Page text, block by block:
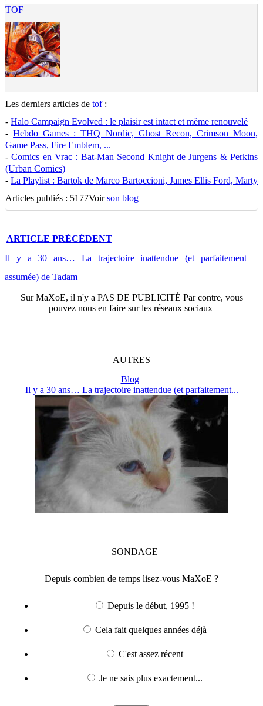
TOF
Les derniers articles de tof:
- Halo Campaign Evolved : le plaisir est intact et même renouvelé
-Hebdo Games : THQ Nordic, Ghost Recon, Crimson Moon,
Game Pass, Fire Emblem, ...
-Comics en Vrac : Bat-Man Second Knight de Jurgens & Perkins
(Urban Comics)
- La Playlist : Bartok de Marco Bartoccioni, James Ellis Ford, Marty
Articles publiés : 5177Voirson blog
ARTICLE PRÉCÉDENT
Il y a 30 ans… La trajectoire inattendue (et parfaitement
assumée) de Tadam
SurMaXoE, il n'y a PAS DE PUBLICITÉ Par contre, vous
pouvez nous en faire sur les réseaux sociaux
AUTRES
Blog
Il y a 30 ans… La trajectoire inattendue (et parfaitement...
SONDAGE
Depuis combien de temps lisez-vous MaXoE ?
Depuis le début, 1995 !
Cela fait quelques années déjà
C'est assez récent
Je ne sais plus exactement...